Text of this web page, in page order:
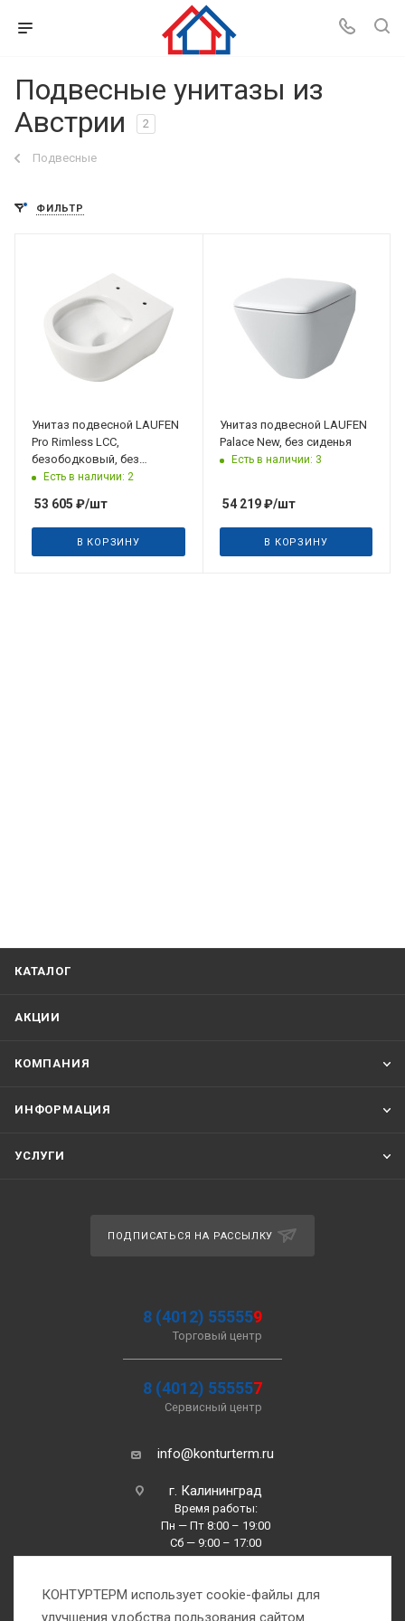
Подвесные унитазы из
Австрии
2
Подвесные
ФИЛЬТР
Унитаз подвесной LAUFEN
Pro Rimless LCC,
безободковый, без
сиденья
Есть в наличии: 2
53 605 ₽/шт
В КОРЗИНУ
Унитаз подвесной LAUFEN
Palace New, без сиденья
Есть в наличии: 3
54 219₽/шт
В КОРЗИНУ
КАТАЛОГ
АКЦИИ
КОМПАНИЯ
ИНФОРМАЦИЯ
УСЛУГИ
ПОДПИСАТЬСЯ НА РАССЫЛКУ
8 (4012) 555559
Торговый центр
8 (4012) 555557
Сервисный центр
info@konturterm.ru
г. Калининград
Время работы:
Пн — Пт 8:00 – 19:00
Сб — 9:00 – 17:00
Вс —10:00 – 16:00
КОНТУРТЕРМ использует cookie-файлы для
улучшения удобства пользования сайтом.